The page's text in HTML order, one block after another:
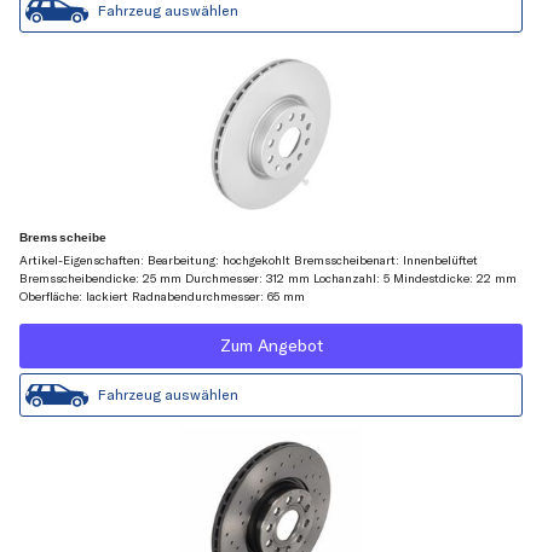
Fahrzeug auswählen
Bremsscheibe
Artikel-Eigenschaften: Bearbeitung: hochgekohlt Bremsscheibenart: Innenbelüftet
Bremsscheibendicke: 25 mm Durchmesser: 312 mm Lochanzahl: 5 Mindestdicke: 22 mm
Oberfläche: lackiert Radnabendurchmesser: 65 mm
Zum Angebot
Fahrzeug auswählen